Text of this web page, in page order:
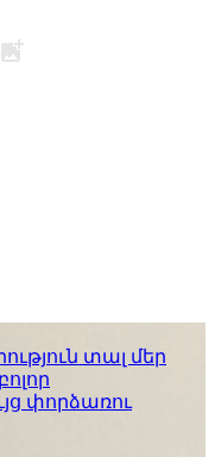
տալ մեր
փորձառու